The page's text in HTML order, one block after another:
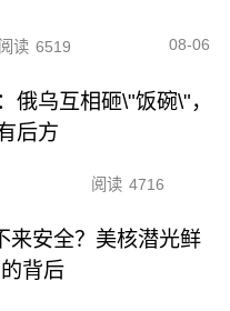
阅读 6519 08-06
俄乌互相砸\"饭碗\"，
后方
阅读 4716
来安全？美核潜光鲜
背后